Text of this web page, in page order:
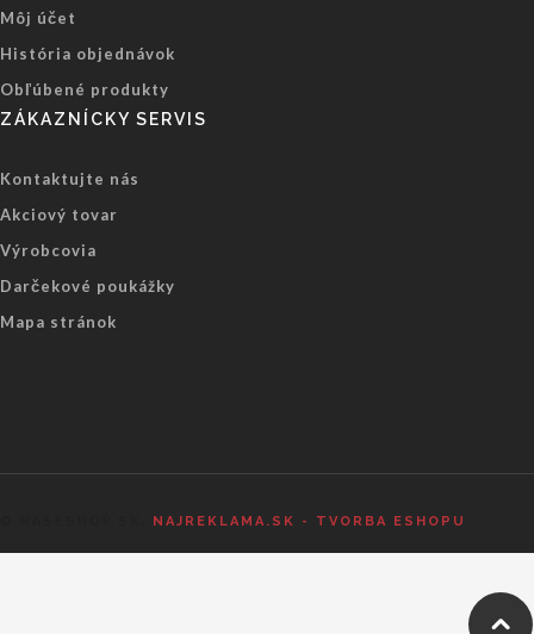
Môj účet
História objednávok
Obľúbené produkty
ZÁKAZNÍCKY SERVIS
Kontaktujte nás
Akciový tovar
Výrobcovia
Darčekové poukážky
Mapa stránok
NAJREKLAMA.SK - TVORBA ESHOPU